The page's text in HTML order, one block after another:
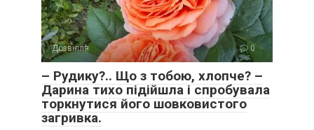
Дозвілля 0
– Рудику?.. Що з тобою, хлопче? –
Дарина тихо підійшла і спробувала
торкнутися його шовковистого
загривка.